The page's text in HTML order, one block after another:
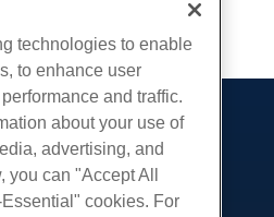
technologies to enable
to enhance user
and traffic.
about your use of
advertising, and
can "Accept All
cookies. For